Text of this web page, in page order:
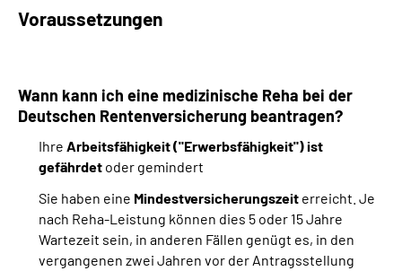
Mein Kundenportal
Voraussetzungen
Wann kann ich eine medizinische Reha bei der
Deutschen Rentenversicherung beantragen?
Ihre Arbeitsfähigkeit ("Erwerbsfähigkeit") ist
gefährdet oder gemindert
Sie haben eine Mindestversicherungszeit erreicht. Je
nach Reha-Leistung können dies 5 oder 15 Jahre
Wartezeit sein, in anderen Fällen genügt es, in den
vergangenen zwei Jahren vor der Antragsstellung